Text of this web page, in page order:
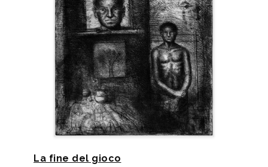
La fine del gioco